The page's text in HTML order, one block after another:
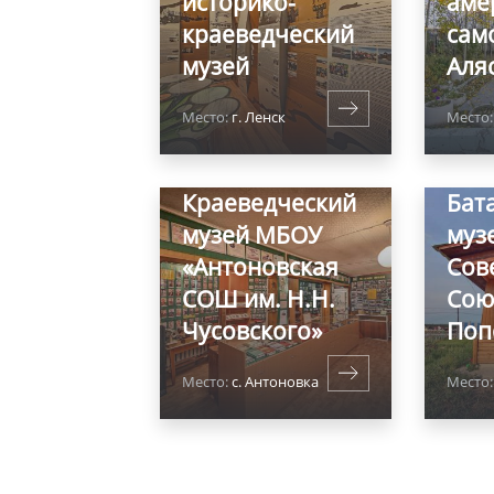
краеведческий
музей
Место:г. Ленск Место:
Краеведческий
музей МБОУ
«Антоновская
СОШ им. Н.Н.
Чусовского»
Место:с. Антоновка